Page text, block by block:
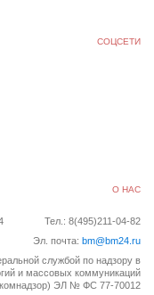
СОЦСЕТИ
О НАС
Тел.: 8(495)211-04-82
Эл. почта: bm@bm24.ru
службой по надзору в
и массовых коммуникаций
ЭЛ № ФС 77-70012